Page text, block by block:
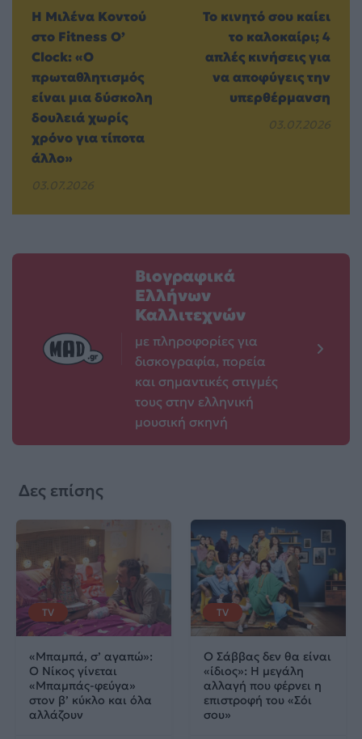
H Μιλένα Κοντού
στο Fitness O’
Clock: «Ο
πρωταθλητισμός
είναι μια δύσκολη
δουλειά χωρίς
χρόνο για τίποτα
άλλο»
03.07.2026
Το κινητό σου καίει
το καλοκαίρι; 4
απλές κινήσεις για
να αποφύγεις την
υπερθέρμανση
03.07.2026
Βιογραφικά
Ελλήνων
Καλλιτεχνών
με πληροφορίες για
δισκογραφία, πορεία
και σημαντικές στιγμές
τους στην ελληνική
μουσική σκηνή
Δες επίσης
TV
«Μπαμπά, σ’ αγαπώ»:
Ο Νίκος γίνεται
«Μπαμπάς-φεύγα»
στον β’ κύκλο και όλα
αλλάζουν
TV
Ο Σάββας δεν θα είναι
«ίδιος»: Η μεγάλη
αλλαγή που φέρνει η
επιστροφή του «Σόι
σου»